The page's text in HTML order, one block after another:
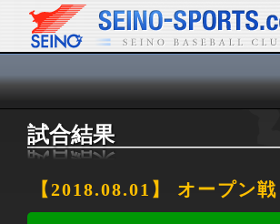
試合結果
【2018.08.01】 オープン